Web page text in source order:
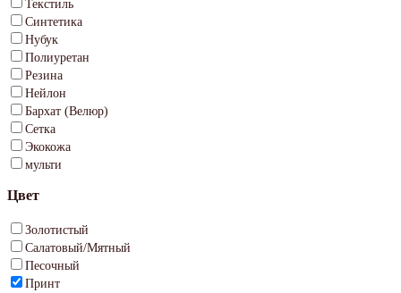
Текстиль
Синтетика
Нубук
Полиуретан
Резина
Нейлон
Бархат (Велюр)
Сетка
Экокожа
мульти
Цвет
Золотистый
Салатовый/Мятный
Песочный
Принт